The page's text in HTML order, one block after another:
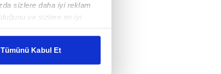
sizlere daha iyi reklam
ve sizlere en iyi
gösterilmeyecektir."
Tümünü Kabul Et